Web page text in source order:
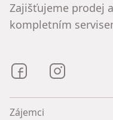
Zajišťujeme prodej
kompletním
Bezrealitky na
Zájemci